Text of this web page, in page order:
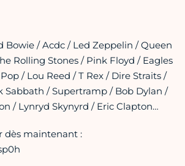
Bowie / Acdc / Led Zeppelin / Queen
Rolling Stones / Pink Floyd / Eagles
/ Lou Reed / T Rex / Dire Straits /
Sabbath / Supertramp / Bob Dylan /
/ Lynryd Skynyrd / Eric Clapton…
dès maintenant :